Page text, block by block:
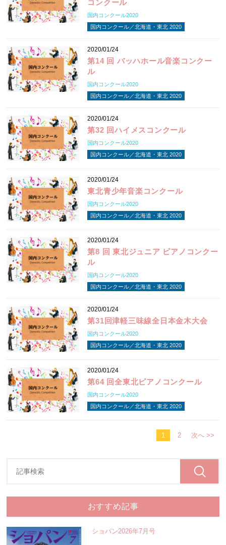
コンクール
国内コンクール2020
国内コンクール／北海道・東北 2020
2020/01/24
第14 回 バッハホール音楽コンクー
ル
国内コンクール2020
国内コンクール／北海道・東北 2020
2020/01/24
第32 回ハイメスコンクール
国内コンクール2020
国内コンクール／北海道・東北 2020
2020/01/24
東北青少年音楽コンクール
国内コンクール2020
国内コンクール／北海道・東北 2020
2020/01/24
第8 回 東北ジュニア ピアノコンクー
ル
国内コンクール2020
国内コンクール／北海道・東北 2020
2020/01/24
第31回津軽三味線全日本金木大会
国内コンクール2020
国内コンクール／北海道・東北 2020
2020/01/24
第64 回全東北ピアノコンクール
国内コンクール2020
国内コンクール／北海道・東北 2020
1 2 次へ >>
おすすめ記事
ショパン2026年7月号